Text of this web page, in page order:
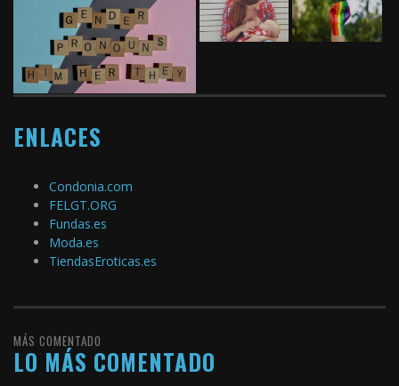
ENLACES
Condonia.com
FELGT.ORG
Fundas.es
Moda.es
TiendasEroticas.es
MÁS COMENTADO
LO MÁS COMENTADO